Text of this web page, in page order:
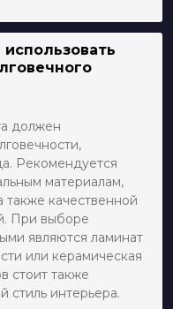
должен
Рекомендуется
материалам,
также качественной
При выборе
являются ламинат
или керамическая
стоит также
интерьера.